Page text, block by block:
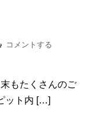
コメントする
もたくさんのご
ット内 […]